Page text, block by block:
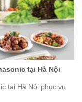
tại Hà Nội
tại Hà Nội phục vụ